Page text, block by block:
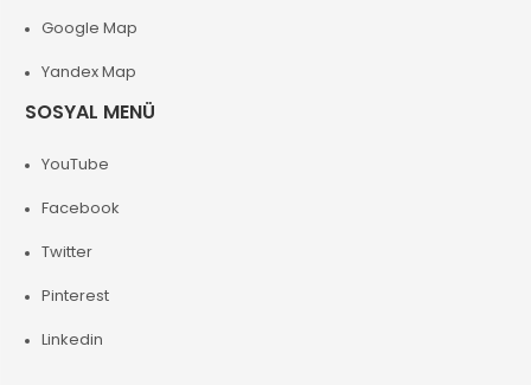
Google Map
Yandex Map
SOSYAL MENÜ
YouTube
Facebook
Twitter
Pinterest
Linkedin